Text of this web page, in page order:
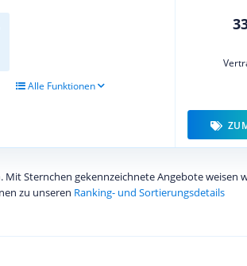
Alle Funktionen
Sternchen gekennzeichnete Angebote weisen
zu unseren Ranking- und Sortierungsdetails